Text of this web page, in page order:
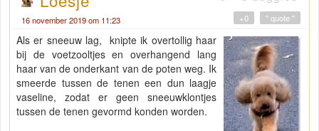
16 november 2019 om 11:23 " quote "
+0
Als er sneeuw lag, knipte ik overtollig haar
bij de voetzooltjes en overhangend lang
haar van de onderkant van de poten weg. Ik
smeerde tussen de tenen een dun laagje
vaseline, zodat er geen sneeuwklontjes
tussen de tenen gevormd konden worden.